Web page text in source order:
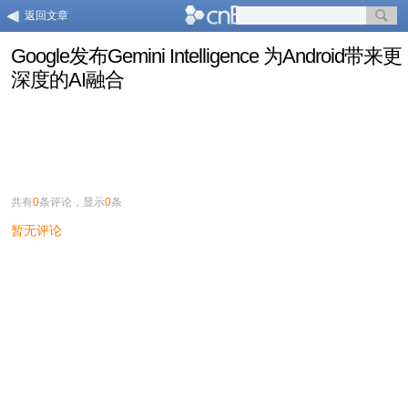
返回文章
Google发布Gemini Intelligence 为Android带来更
深度的AI融合
共有0条评论，显示0条
暂无评论